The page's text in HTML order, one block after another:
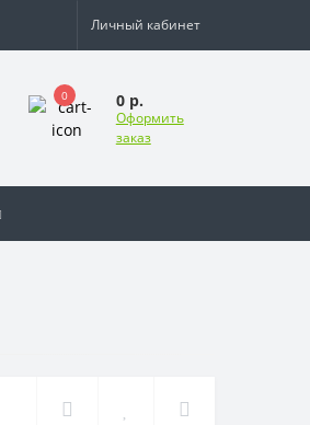
Личный кабинет
0 0 р.
Оформить
заказ